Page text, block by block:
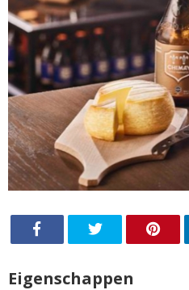
Eigenschappen